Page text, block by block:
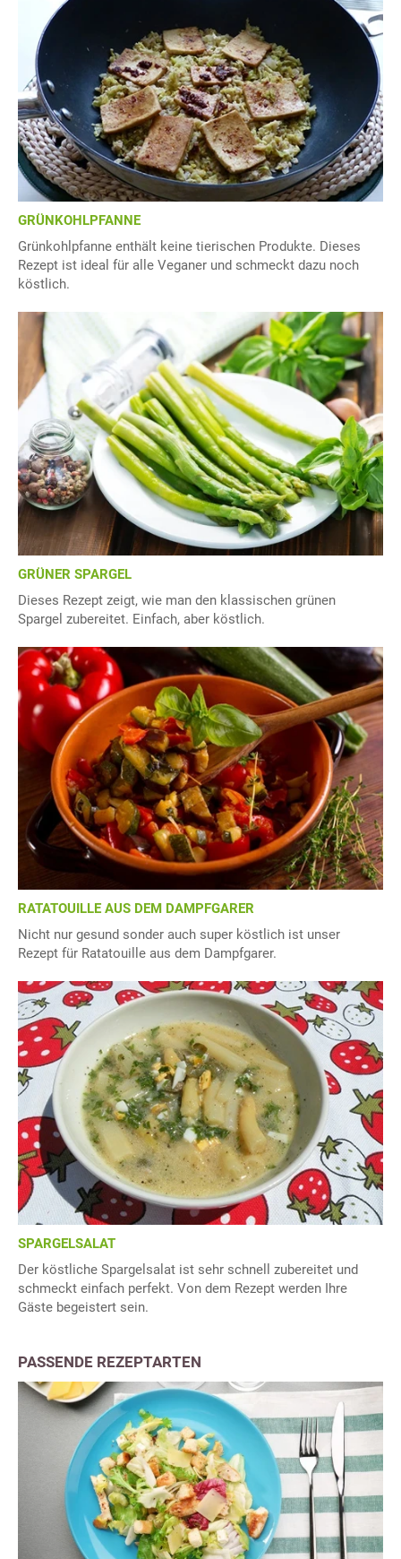
GRÜNKOHLPFANNE
Grünkohlpfanne enthält keine tierischen Produkte. Dieses
Rezept ist ideal für alle Veganer und schmeckt dazu noch
köstlich.
GRÜNER SPARGEL
Dieses Rezept zeigt, wie man den klassischen grünen
Spargel zubereitet. Einfach, aber köstlich.
RATATOUILLE AUS DEM DAMPFGARER
Nicht nur gesund sonder auch super köstlich ist unser
Rezept für Ratatouille aus dem Dampfgarer.
SPARGELSALAT
Der köstliche Spargelsalat ist sehr schnell zubereitet und
schmeckt einfach perfekt. Von dem Rezept werden Ihre
Gäste begeistert sein.
PASSENDE REZEPTARTEN